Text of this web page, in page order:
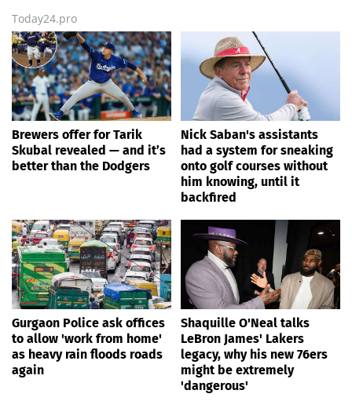
Today24.pro
Brewers offer for Tarik
Skubal revealed — and it’s
better than the Dodgers
Nick Saban's assistants
had a system for sneaking
onto golf courses without
him knowing, until it
backfired
Gurgaon Police ask offices
to allow 'work from home'
as heavy rain floods roads
again
Shaquille O'Neal talks
LeBron James' Lakers
legacy, why his new 76ers
might be extremely
'dangerous'